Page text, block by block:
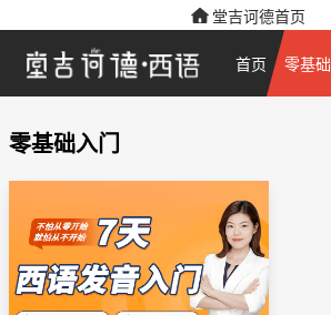
堂吉诃德首页
首页 零基础
零基础入门